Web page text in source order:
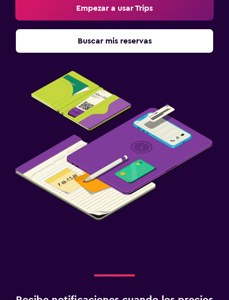
Empezar a usar Trips
Buscar mis reservas